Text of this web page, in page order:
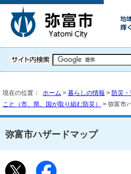
現在の位置： ホーム > 暮らしの情報 > 防災
こと（市、県、国が取り組む防災）
> 弥富市
弥富市ハザードマップ